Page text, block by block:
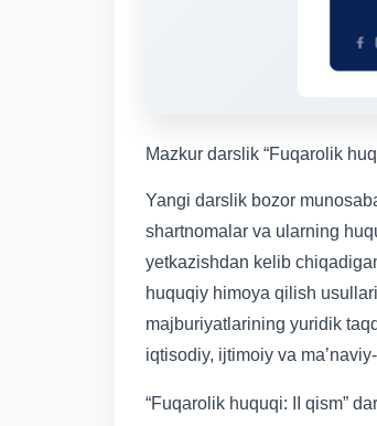
Mazkur darslik “Fuqarolik
Yangi darslik bozor
shartnomalar va ularning
yetkazishdan kelib
huquqiy himoya qilish
majburiyatlarining yuridik
iqtisodiy, ijtimoiy va
“Fuqarolik huquqi: II qism”